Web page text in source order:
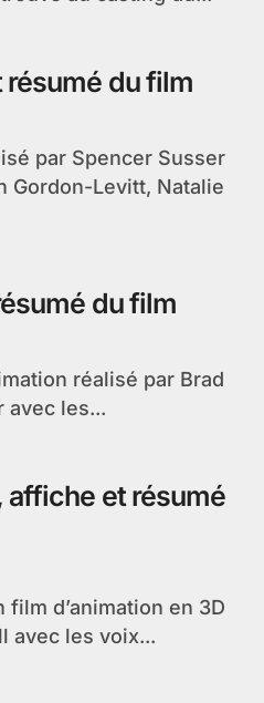
du film
Gordon-Levitt, Natalie
du film
avec les...
et résumé
avec les voix...